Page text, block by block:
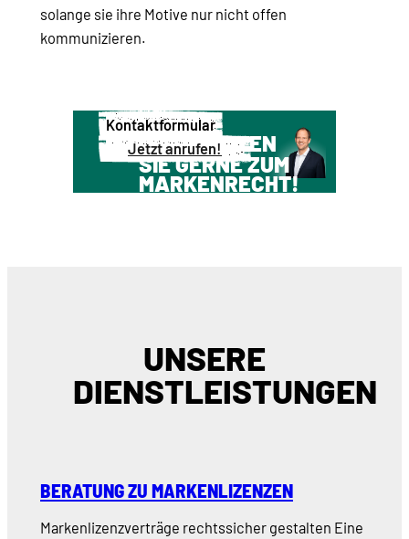
solange sie ihre Motive nur nicht offen
kommunizieren.
WIR BERATEN
SIE GERNE ZUM
MARKENRECHT!
Kontaktformular
Jetzt anrufen!
UNSERE
DIENSTLEISTUNGEN
BERATUNG ZU MARKENLIZENZEN
Markenlizenzverträge rechtssicher gestalten Eine